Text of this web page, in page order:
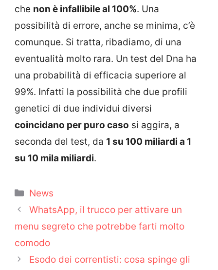
che non è infallibile al 100%. Una
possibilità di errore, anche se minima, c’è
comunque. Si tratta, ribadiamo, di una
eventualità molto rara. Un test del Dna ha
una probabilità di efficacia superiore al
99%. Infatti la possibilità che due profili
genetici di due individui diversi
coincidano per puro caso si aggira, a
seconda del test, da 1 su 100 miliardi a 1
su 10 mila miliardi.
Categorie
News
WhatsApp, il trucco per attivare un
menu segreto che potrebbe farti molto
comodo
Esodo dei correntisti: cosa spinge gli